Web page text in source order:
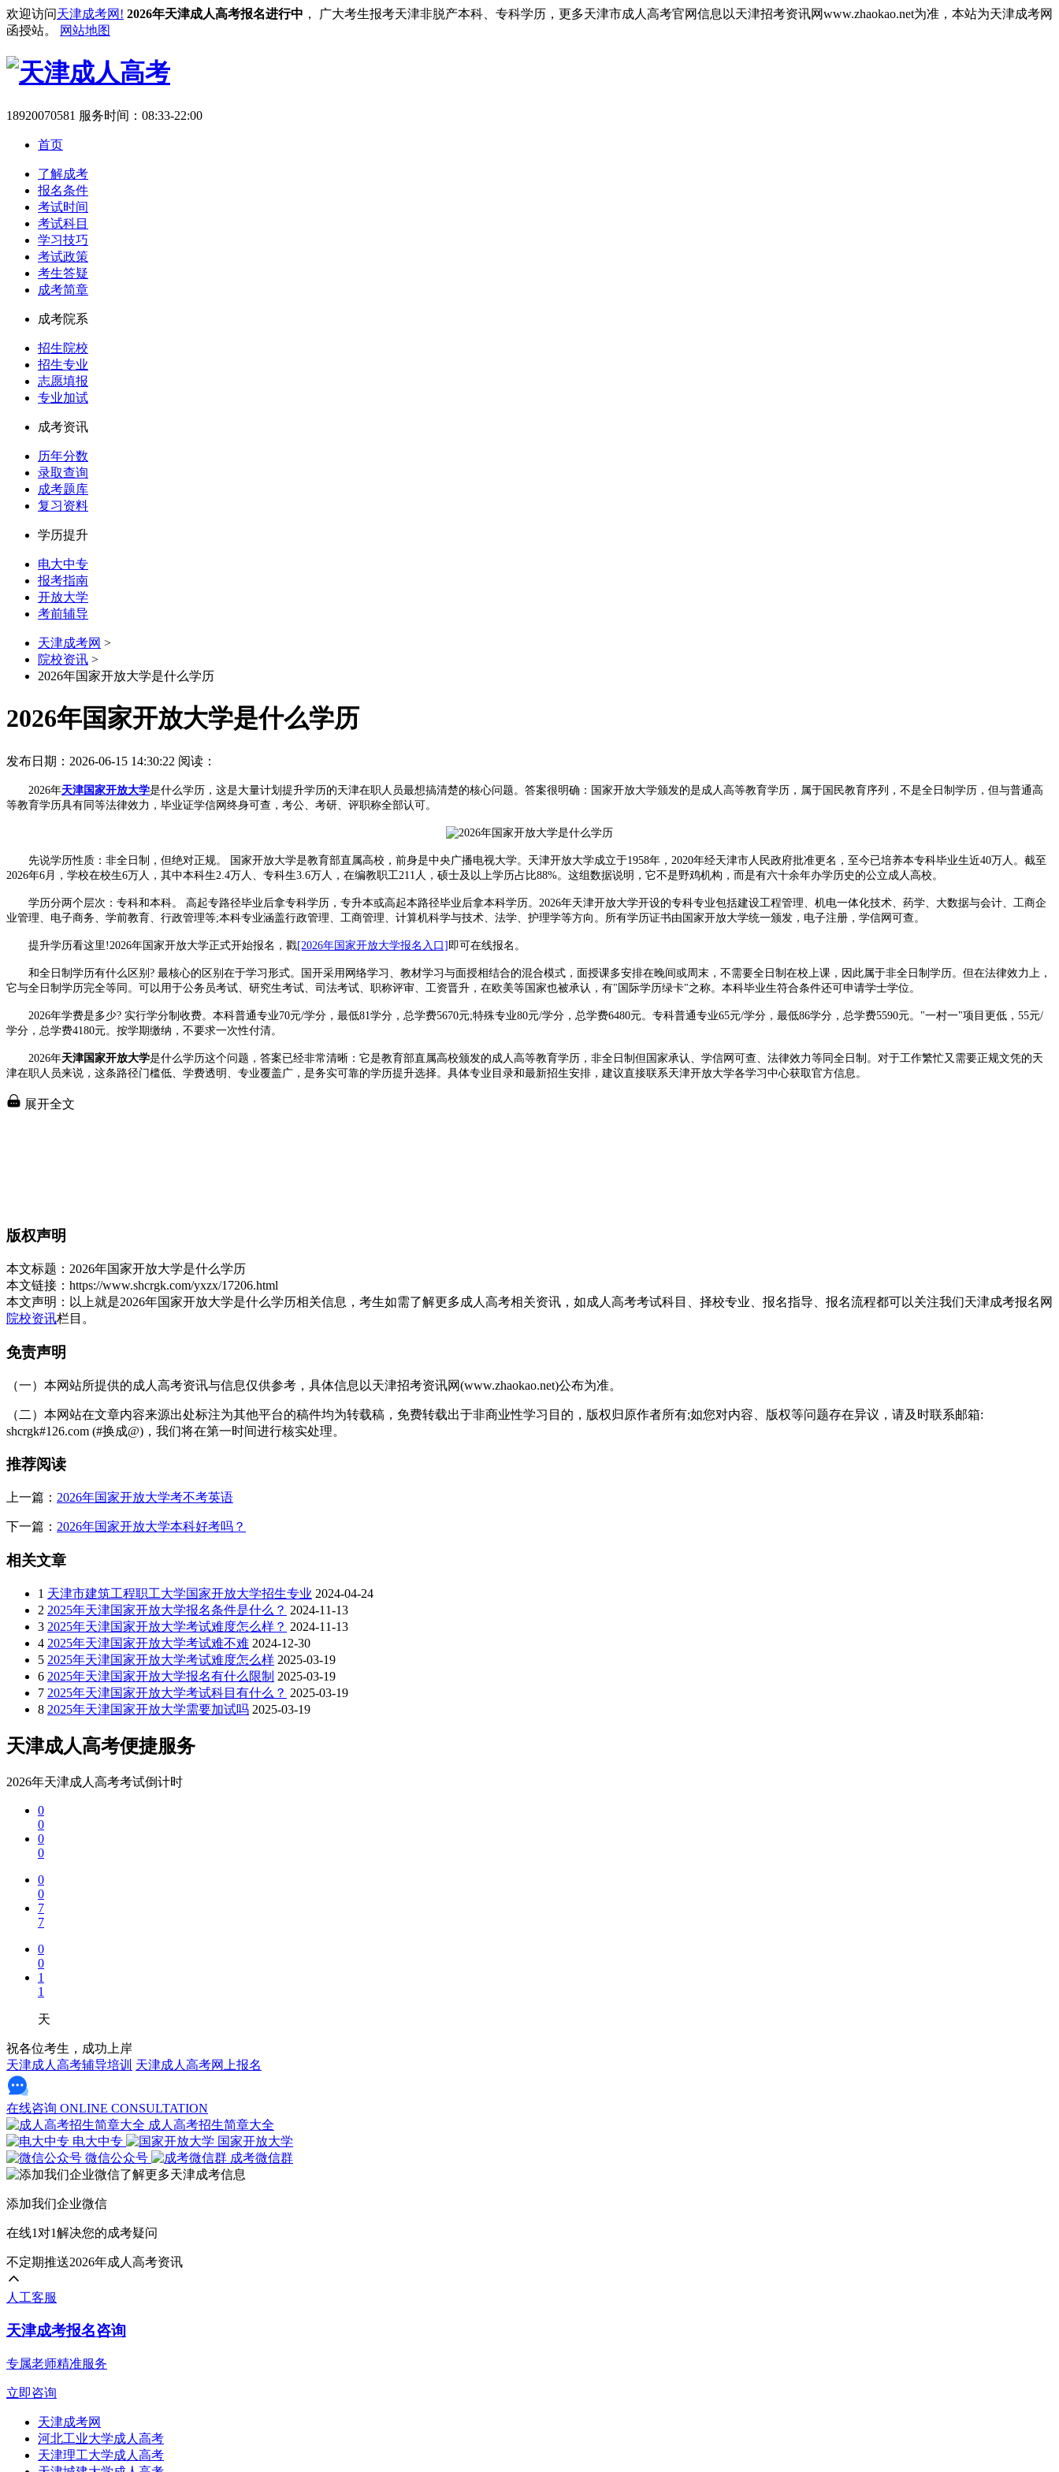
欢迎访问天津成考网! 2026年天津成人高考报名进行中 ， 广大考生报考天津非脱产本科、专科学历，更多天津市成人高考官网信息以天津招考资讯网www.zhaokao.net为准，本站为天津成考网
函授站。
网站地图
18920070581 服务时间：08:33-22:00
首页
了解成考
报名条件
考试时间
考试科目
学习技巧
考试政策
考生答疑
成考简章
成考院系
招生院校
招生专业
志愿填报
专业加试
成考资讯
历年分数
录取查询
成考题库
复习资料
学历提升
电大中专
报考指南
开放大学
考前辅导
天津成考网 >
院校资讯 >
2026年国家开放大学是什么学历
2026年国家开放大学是什么学历
发布日期：2026-06-15 14:30:22 阅读：
2026年天津国家开放大学是什么学历，这是大量计划提升学历的天津在职人员最想搞清楚的核心问题。答案很明确：国家开放大学颁发的是成人高等教育学历，属于国民教育序列，不是全日制学历，但与普通高
等教育学历具有同等法律效力，毕业证学信网终身可查，考公、考研、评职称全部认可。
先说学历性质：非全日制，但绝对正规。 国家开放大学是教育部直属高校，前身是中央广播电视大学。天津开放大学成立于1958年，2020年经天津市人民政府批准更名，至今已培养本专科毕业生近40万人。截至
2026年6月，学校在校生6万人，其中本科生2.4万人、专科生3.6万人，在编教职工211人，硕士及以上学历占比88%。这组数据说明，它不是野鸡机构，而是有六十余年办学历史的公立成人高校。
学历分两个层次：专科和本科。 高起专路径毕业后拿专科学历，专升本或高起本路径毕业后拿本科学历。2026年天津开放大学开设的专科专业包括建设工程管理、机电一体化技术、药学、大数据与会计、工商企
业管理、电子商务、学前教育、行政管理等;本科专业涵盖行政管理、工商管理、计算机科学与技术、法学、护理学等方向。所有学历证书由国家开放大学统一颁发，电子注册，学信网可查。
提升学历看这里!2026年国家开放大学正式开始报名，戳[2026年国家开放大学报名入口] 即可在线报名。
和全日制学历有什么区别? 最核心的区别在于学习形式。国开采用网络学习、教材学习与面授相结合的混合模式，面授课多安排在晚间或周末，不需要全日制在校上课，因此属于非全日制学历。但在法律效力上，
它与全日制学历完全等同。可以用于公务员考试、研究生考试、司法考试、职称评审、工资晋升，在欧美等国家也被承认，有"国际学历绿卡"之称。本科毕业生符合条件还可申请学士学位。
2026年学费是多少? 实行学分制收费。本科普通专业70元/学分，最低81学分，总学费5670元;特殊专业80元/学分，总学费6480元。专科普通专业65元/学分，最低86学分，总学费5590元。"一村一"项目更低，55元/
学分，总学费4180元。按学期缴纳，不要求一次性付清。
2026年天津国家开放大学是什么学历这个问题，答案已经非常清晰：它是教育部直属高校颁发的成人高等教育学历，非全日制但国家承认、学信网可查、法律效力等同全日制。对于工作繁忙又需要正规文凭的天
津在职人员来说，这条路径门槛低、学费透明、专业覆盖广，是务实可靠的学历提升选择。具体专业目录和最新招生安排，建议直接联系天津开放大学各学习中心获取官方信息。
展开全文
版权声明
本文标题： 2026年国家开放大学是什么学历
本文链接： https://www.shcrgk.com/yxzx/17206.html
本文声明： 以上就是2026年国家开放大学是什么学历相关信息，考生如需了解更多成人高考相关资讯，如成人高考考试科目、择校专业、报名指导、报名流程都可以关注我们天津成考报名网
院校资讯栏目。
免责声明
（一）本网站所提供的成人高考资讯与信息仅供参考，具体信息以天津招考资讯网(www.zhaokao.net)公布为准。
（二）本网站在文章内容来源出处标注为其他平台的稿件均为转载稿，免费转载出于非商业性学习目的，版权归原作者所有;如您对内容、版权等问题存在异议，请及时联系邮箱:
shcrgk#126.com (#换成@)，我们将在第一时间进行核实处理。
推荐阅读
上一篇： 2026年国家开放大学考不考英语
下一篇： 2026年国家开放大学本科好考吗？
相关文章
1 天津市建筑工程职工大学国家开放大学招生专业 2024-04-24
2 2025年天津国家开放大学报名条件是什么？ 2024-11-13
3 2025年天津国家开放大学考试难度怎么样？ 2024-11-13
4 2025年天津国家开放大学考试难不难 2024-12-30
5 2025年天津国家开放大学考试难度怎么样 2025-03-19
6 2025年天津国家开放大学报名有什么限制 2025-03-19
7 2025年天津国家开放大学考试科目有什么？ 2025-03-19
8 2025年天津国家开放大学需要加试吗 2025-03-19
天津成人高考便捷服务
2026年天津成人高考考试倒计时
0
0
0
0
0
0
7
7
0
0
1
1
天
祝各位考生，成功上岸
天津成人高考辅导培训 天津成人高考网上报名
在线咨询 ONLINE CONSULTATION
成人高考招生简章大全
电大中专
国家开放大学
微信公众号
成考微信群
添加我们企业微信
在线1对1解决您的成考疑问
不定期推送2026年成人高考资讯
人工客服
天津成考报名咨询
专属老师精准服务
立即咨询
天津成考网
河北工业大学成人高考
天津理工大学成人高考